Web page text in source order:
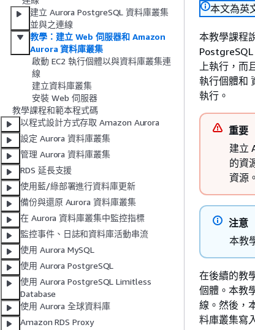
建立 Aurora PostgreSQL 資料庫叢集
並與之連線
教學：建立 Web 伺服器和 Amazon
Aurora 資料庫叢集
啟動 EC2 執行個體以與資料庫叢集連
線
建立資料庫叢集
安裝 Web 伺服器
教學課程和範本程式碼
以程式設計方式存取 Amazon Aurora
設定 Aurora 資料庫叢集
管理 Aurora 資料庫叢集
RDS 延長支援
使用藍/綠部署進行資料庫更新
備份與還原 Aurora 資料庫叢集
在 Aurora 資料庫叢集中監控指標
監控事件、日誌和資料庫活動串流
使用 Aurora MySQL
使用 Aurora PostgreSQL
使用 Aurora PostgreSQL Limitless
Database
使用 Aurora 全球資料庫
Amazon RDS Proxy
本文為英
本教學課程
上執行，而
執行個體和
執行。
重要
建立
的資
資源。
注意
本教
在後續的教
個體。本教
線。然後，
料庫叢集寫